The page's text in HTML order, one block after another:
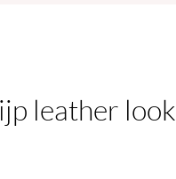
leather look